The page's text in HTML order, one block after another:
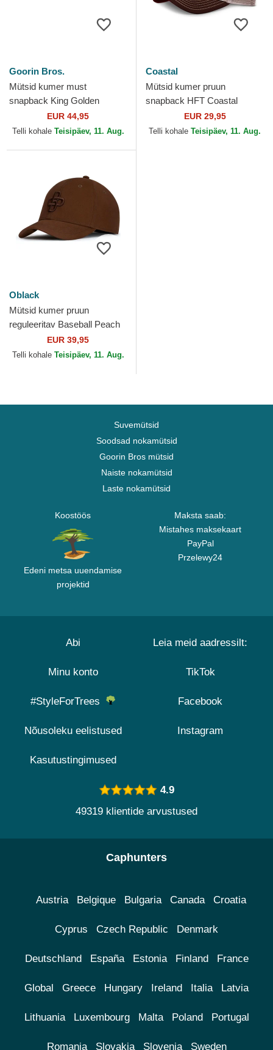
Goorin Bros.
Mütsid kumer must
snapback King Golden
Suede The Farm Goorin
Bros.
EUR 44,95
Telli kohale Teisipäev, 11. Aug.
Coastal
Mütsid kumer pruun
snapback HFT Coastal
EUR 29,95
Telli kohale Teisipäev, 11. Aug.
Oblack
Mütsid kumer pruun
reguleeritav Baseball Peach
OBL061 Oblack
EUR 39,95
Telli kohale Teisipäev, 11. Aug.
Suvemütsid
Soodsad nokamütsid
Goorin Bros mütsid
Naiste nokamütsid
Laste nokamütsid
Koostöös
Edeni metsa uuendamise
projektid
Maksta saab:
Mistahes maksekaart
PayPal
Przelewy24
Abi
Minu konto
#StyleForTrees
Nõusoleku eelistused
Kasutustingimused
Leia meid aadressilt:
TikTok
Facebook
Instagram
4.9
49319 klientide arvustused
Caphunters
Austria Belgique Bulgaria Canada Croatia
Cyprus Czech Republic Denmark
Deutschland España Estonia Finland France
Global Greece Hungary Ireland Italia Latvia
Lithuania Luxembourg Malta Poland Portugal
Romania Slovakia Slovenia Sweden